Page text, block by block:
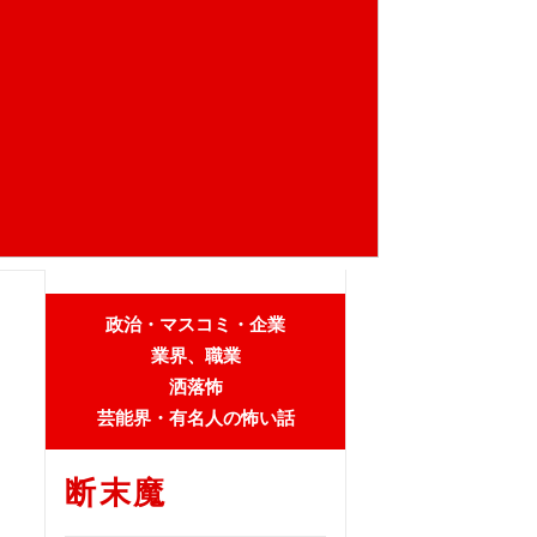
政治・マスコミ・企業
業界、職業
洒落怖
芸能界・有名人の怖い話
断末魔